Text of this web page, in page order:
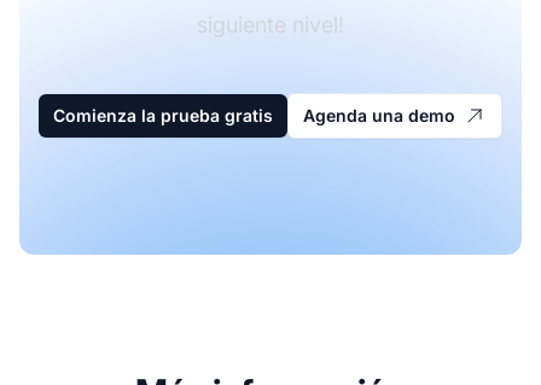
siguiente nivel!
Comienza la prueba gratis Agenda una demo